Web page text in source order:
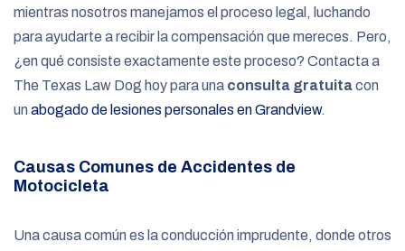
mientras nosotros manejamos el proceso legal, luchando
para ayudarte a recibir la compensación que mereces. Pero,
¿en qué consiste exactamente este proceso? Contacta a
The Texas Law Dog hoy para una consulta gratuitacon
un abogado de lesiones personales en Grandview.
Causas Comunes de Accidentes de
Motocicleta
Una causa común es la conducción imprudente, donde otros